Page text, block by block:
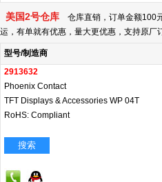
美国2号仓库 仓库直销，订单金额100
运，有单就有优惠，量大更优惠，支持原厂
型号/制造商
2913632
Phoenix Contact
TFT Displays & Accessories WP 04T
RoHS: Compliant
搜索